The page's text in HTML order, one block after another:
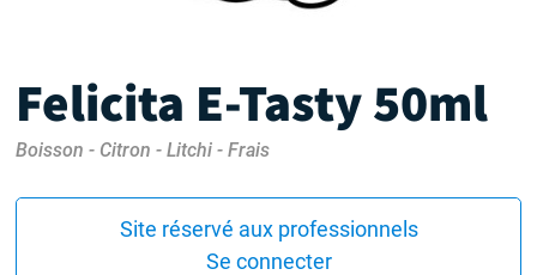
Felicita E-Tasty 50ml
Boisson - Citron - Litchi - Frais
Site réservé aux professionnels
Se connecter